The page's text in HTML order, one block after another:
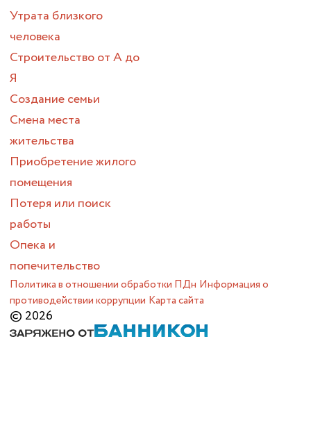
Утрата близкого
человека
Строительство от А до
Я
Создание семьи
Смена места
жительства
Приобретение жилого
помещения
Потеря или поиск
работы
Опека и
попечительство
Политика в отношении обработки ПДн Информация о
противодействии коррупции Карта сайта
© 2026